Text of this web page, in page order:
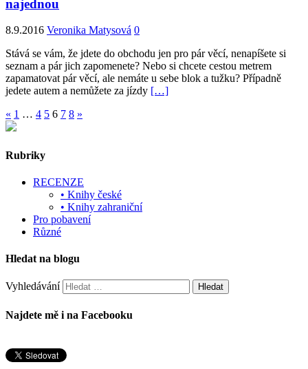
najednou
8.9.2016 Veronika Matysová 0
Stává se vám, že jdete do obchodu jen pro pár věcí, nenapíšete si
seznam a pár jich zapomenete? Nebo si chcete cestou metrem
zapamatovat pár věcí, ale nemáte u sebe blok a tužku? Případně
jedete autem a nemůžete za jízdy […]
« 1 … 4 5 6 7 8 »
Rubriky
RECENZE
• Knihy české
• Knihy zahraniční
Pro pobavení
Různé
Hledat na blogu
Vyhledávání
Najdete mě i na Facebooku